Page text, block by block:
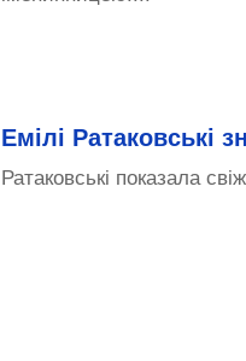
Емілі Ратаковські
Ратаковські показала